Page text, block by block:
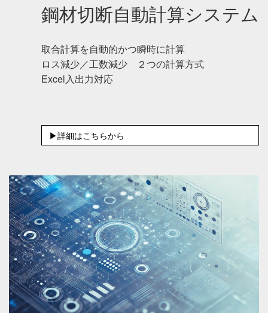
鋼材切断自動計算システム
取合計算を自動的かつ瞬時に計算
ロス減少／工数減少 ２つの計算方式
Excel入出力対応
▶詳細はこちらから